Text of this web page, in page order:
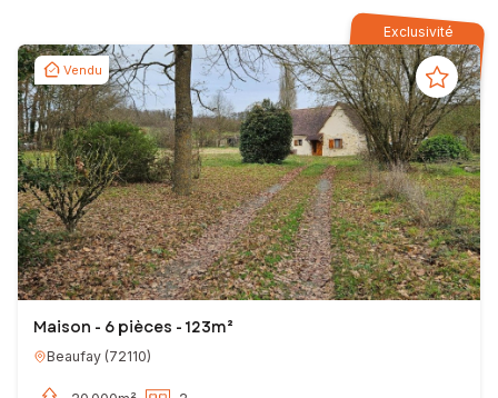
Exclusivité
Vendu
Maison - 6 pièces - 123m²
Beaufay (72110)